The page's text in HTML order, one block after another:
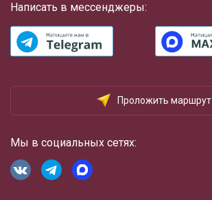
Написать в мессенджеры:
Проложить маршрут
Мы в социальных сетях: